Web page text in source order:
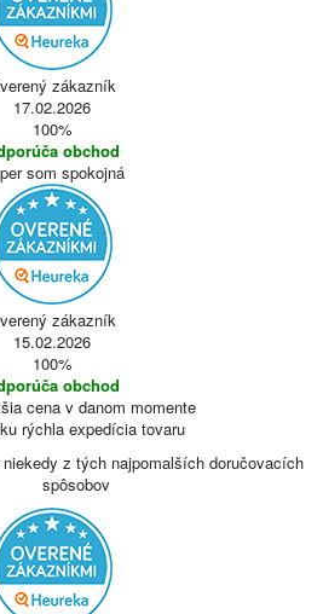
zákazník
17.02.2026
100%
obchod
som spokojná
zákazník
15.02.2026
100%
obchod
cena v danom momente
rýchla expedícia tovaru
z tých najpomalších doručovacích
spôsobov